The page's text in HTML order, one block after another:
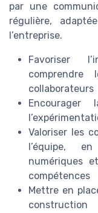
par une
régulière,
l’entreprise.
Favoriser
collaborateurs
Valoriser les
l’équipe,
numériques
compétences
Mettre en